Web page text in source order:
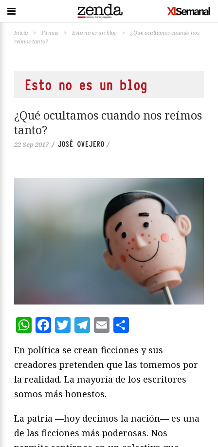
Inicio > Firmas > Esto no es un blog >
¿Qué ocultamos cuando nos
reímos tanto?
Esto no es un blog
¿Qué ocultamos cuando nos reímos
tanto?
22 Sep 2017 / JOSÉ OVEJERO /
WhatsApp
Facebook
Twitter
Telegram
Email
En política se crean ficciones y sus
creadores pretenden que las tomemos por
la realidad. La mayoría de los escritores
somos más honestos.
La patria —hoy decimos la nación— es una
de las ficciones más poderosas. Nos